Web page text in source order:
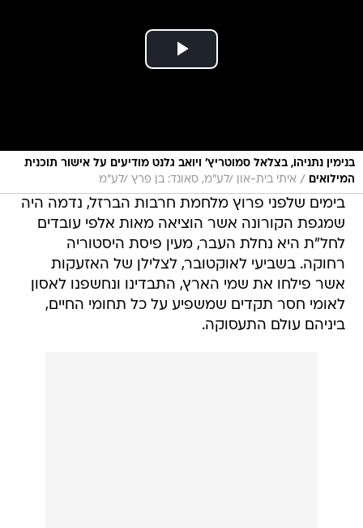
בנימין נתניהו, בצלאל סמוטריץ' ויואב גלנט מודיעים על אישור תוכנית
המילואים
/ איתי בית-און /לע"מ, סאונד: בן פרץ /לע"מ
בימים שלפני פרוץ מלחמת חרבות הברזל, נדמה היה
שמגפת הקורונה אשר הוציאה מאות אלפי עובדים
לחל"ת היא נחלת העבר, מעין פיסת היסטוריה
רחוקה. בשביעי לאוקטובר, לצלילן של האזעקות
אשר פילחו את שמי הארץ, התבדינו ונחשפנו לאסון
לאומי חסר תקדים שמשפיע על כל תחומי החיים,
ביניהם עולם התעסוקה.